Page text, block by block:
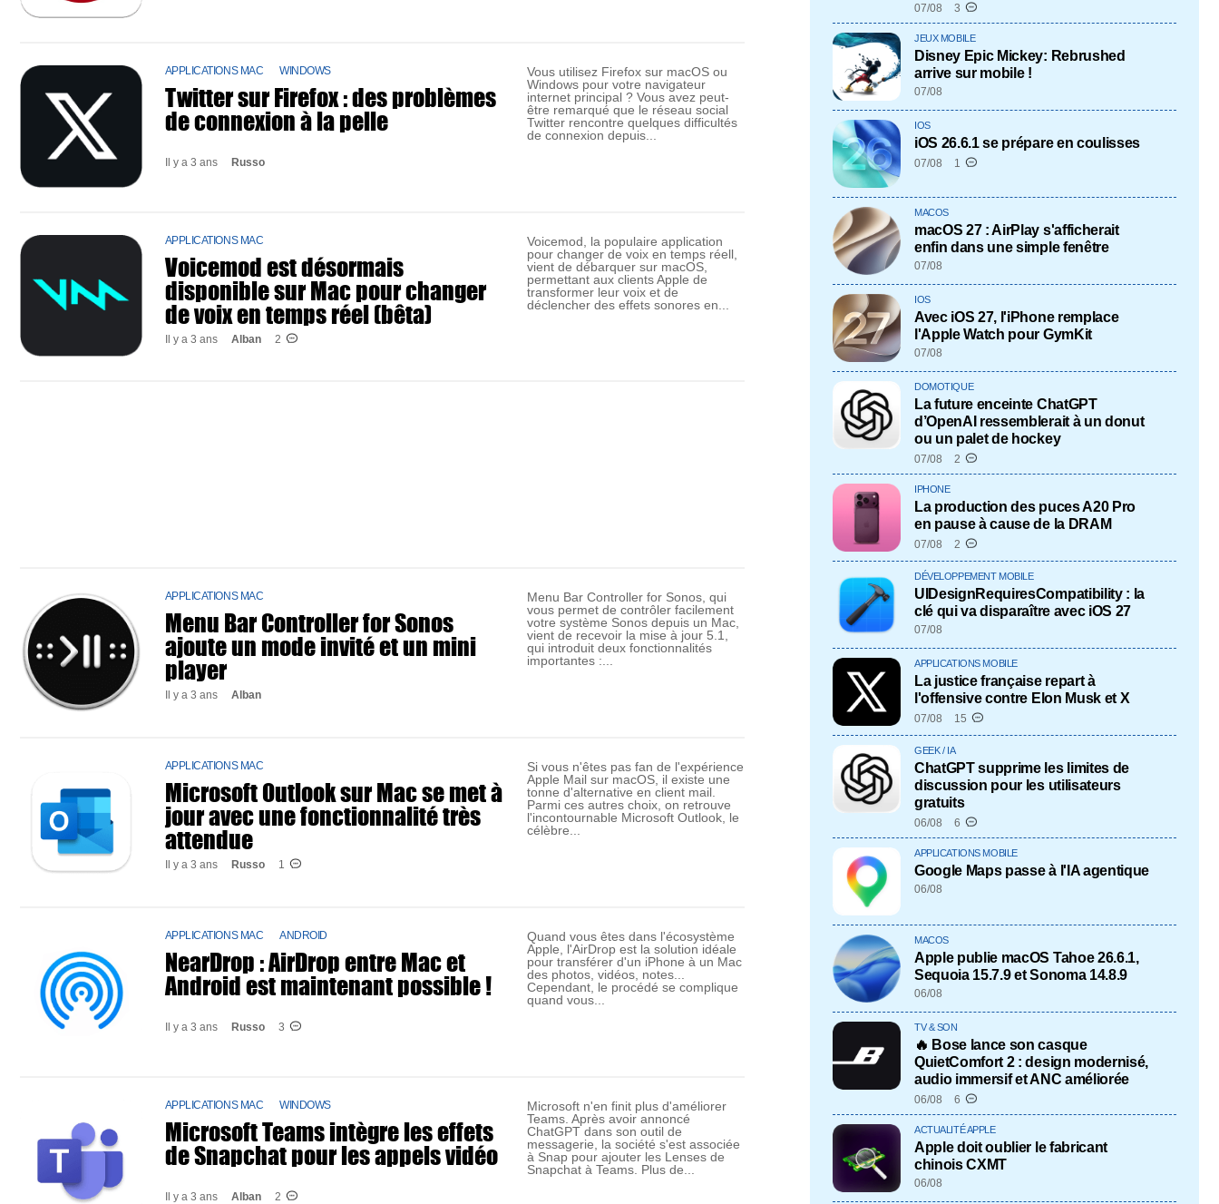
APPLICATIONS MAC WINDOWS
Twitter sur Firefox : des problèmes
de connexion à la pelle
Il y a 3 ans Russo
Vous utilisez Firefox sur macOS ou
Windows pour votre navigateur
internet principal ? Vous avez peut-
être remarqué que le réseau social
Twitter rencontre quelques difficultés
de connexion depuis...
APPLICATIONS MAC
Voicemod est désormais
disponible sur Mac pour changer
de voix en temps réel (bêta)
Il y a 3 ans Alban 2
Voicemod, la populaire application
pour changer de voix en temps réell,
vient de débarquer sur macOS,
permettant aux clients Apple de
transformer leur voix et de
déclencher des effets sonores en...
APPLICATIONS MAC
Menu Bar Controller for Sonos
ajoute un mode invité et un mini
player
Il y a 3 ans Alban
Menu Bar Controller for Sonos, qui
vous permet de contrôler facilement
votre système Sonos depuis un Mac,
vient de recevoir la mise à jour 5.1,
qui introduit deux fonctionnalités
importantes :...
APPLICATIONS MAC
Microsoft Outlook sur Mac se met à
jour avec une fonctionnalité très
attendue
Il y a 3 ans Russo 1
Si vous n'êtes pas fan de l'expérience
Apple Mail sur macOS, il existe une
tonne d'alternative en client mail.
Parmi ces autres choix, on retrouve
l'incontournable Microsoft Outlook, le
célèbre...
APPLICATIONS MAC ANDROID
NearDrop : AirDrop entre Mac et
Android est maintenant possible !
Il y a 3 ans Russo 3
Quand vous êtes dans l'écosystème
Apple, l'AirDrop est la solution idéale
pour transférer d'un iPhone à un Mac
des photos, vidéos, notes...
Cependant, le procédé se complique
quand vous...
APPLICATIONS MAC WINDOWS
Microsoft Teams intègre les effets
de Snapchat pour les appels vidéo
Il y a 3 ans Alban 2
Microsoft n'en finit plus d'améliorer
Teams. Après avoir annoncé
ChatGPT dans son outil de
messagerie, la société s'est associée
à Snap pour ajouter les Lenses de
Snapchat à Teams. Plus de...
07/08 3
JEUX MOBILE
Disney Epic Mickey: Rebrushed
arrive sur mobile !
07/08
IOS
iOS 26.6.1 se prépare en coulisses
07/08 1
MACOS
macOS 27 : AirPlay s'afficherait
enfin dans une simple fenêtre
07/08
IOS
Avec iOS 27, l'iPhone remplace
l'Apple Watch pour GymKit
07/08
DOMOTIQUE
La future enceinte ChatGPT
d’OpenAI ressemblerait à un donut
ou un palet de hockey
07/08 2
IPHONE
La production des puces A20 Pro
en pause à cause de la DRAM
07/08 2
DÉVELOPPEMENT MOBILE
UIDesignRequiresCompatibility : la
clé qui va disparaître avec iOS 27
07/08
APPLICATIONS MOBILE
La justice française repart à
l'offensive contre Elon Musk et X
07/08 15
GEEK / IA
ChatGPT supprime les limites de
discussion pour les utilisateurs
gratuits
06/08 6
APPLICATIONS MOBILE
Google Maps passe à l'IA agentique
06/08
MACOS
Apple publie macOS Tahoe 26.6.1,
Sequoia 15.7.9 et Sonoma 14.8.9
06/08
TV & SON
🔥 Bose lance son casque
QuietComfort 2 : design modernisé,
audio immersif et ANC améliorée
06/08 6
ACTUALITÉ APPLE
Apple doit oublier le fabricant
chinois CXMT
06/08